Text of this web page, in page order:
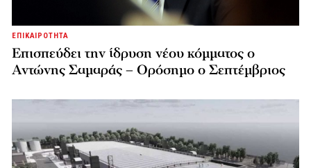
ΕΠΙΚΑΙΡΟΤΗΤΑ
Επισπεύδει την ίδρυση νέου κόμματος o
Αντώνης Σαμαράς – Ορόσημο ο Σεπτέμβριος